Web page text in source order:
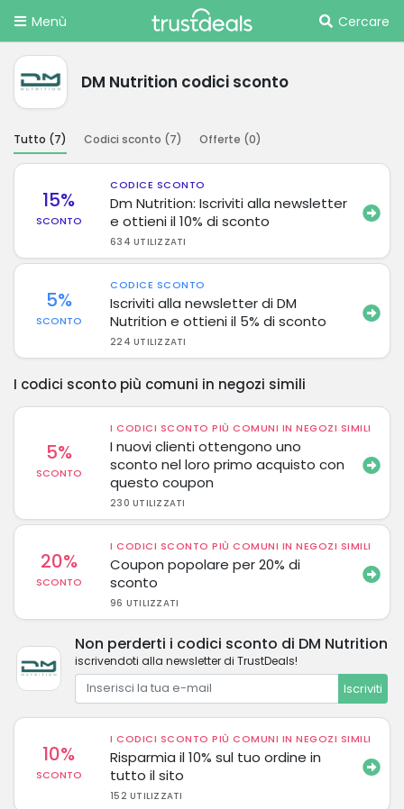
Menù Cercare
DM Nutrition codici sconto
Tutto (7) Codici sconto (7) Offerte (0)
15%
SCONTO
CODICE SCONTO
Dm Nutrition: Iscriviti alla newsletter
e ottieni il 10% di sconto
634 UTILIZZATI
5%
SCONTO
CODICE SCONTO
Iscriviti alla newsletter di DM
Nutrition e ottieni il 5% di sconto
224 UTILIZZATI
I codici sconto più comuni in negozi simili
5%
SCONTO
I CODICI SCONTO PIÙ COMUNI IN NEGOZI SIMILI
I nuovi clienti ottengono uno
sconto nel loro primo acquisto con
questo coupon
230 UTILIZZATI
20%
SCONTO
I CODICI SCONTO PIÙ COMUNI IN NEGOZI SIMILI
Coupon popolare per 20% di
sconto
96 UTILIZZATI
Non perderti i codici sconto di DM Nutrition
iscrivendoti alla newsletter di TrustDeals!
Iscriviti
10%
SCONTO
I CODICI SCONTO PIÙ COMUNI IN NEGOZI SIMILI
Risparmia il 10% sul tuo ordine in
tutto il sito
152 UTILIZZATI